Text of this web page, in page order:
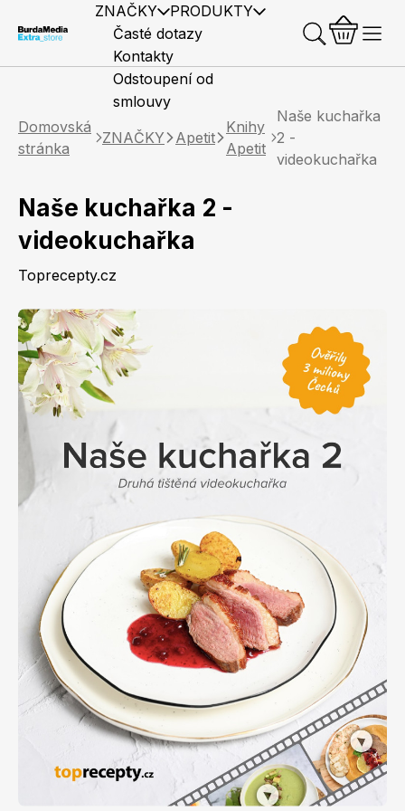
ZNAČKY PRODUKTY
Elle
Marianne
Svět ženy
Elle Decoration
Marianne Bydlení
Marianne Venkov & styl
Předplatné časopisů
Knihy Merch
Časté dotazy
Kontakty
Odstoupení od
smlouvy
Domovská
stránka
ZNAČKY Apetit
Knihy
Apetit
Naše kuchařka
2 -
videokuchařka
Naše kuchařka 2 -
videokuchařka
Toprecepty.cz